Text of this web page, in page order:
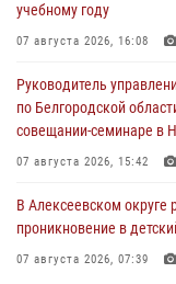
учебному году
07 августа 2026, 16:08
Руководитель
по Белгородской
совещании-семинаре в
07 августа 2026, 15:42
В Алексеевском округе
проникновение в
07 августа 2026, 07:39